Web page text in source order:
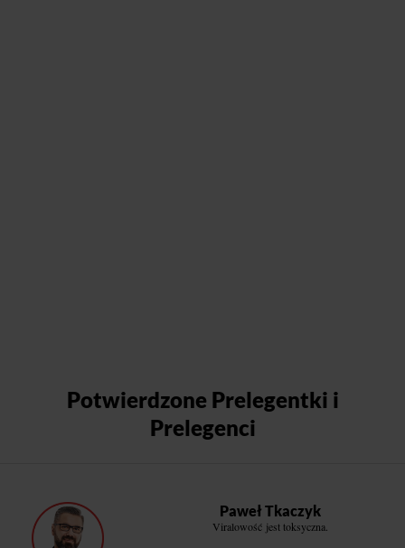
Potwierdzone Prelegentki i
Prelegenci
Paweł Tkaczyk
Viralowość jest toksyczna.